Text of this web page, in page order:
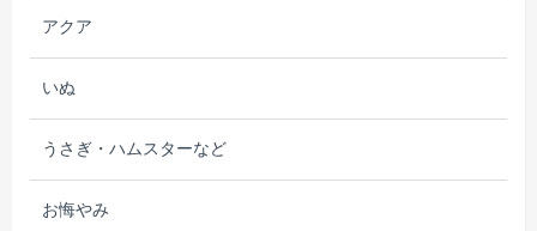
アクア
いぬ
うさぎ・ハムスターなど
お悔やみ